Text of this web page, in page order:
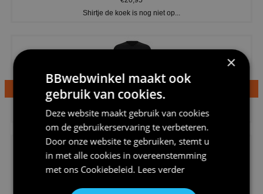
Shirtje de koek is nog niet op...
€24,95
Dames v hals t-shirt prinses v...
×
BBwebwinkel maakt ook
gebruik van cookies.
Deze website maakt gebruik van cookies
om de gebruikerservaring te verbeteren.
Door onze website te gebruiken, stemt u
in met alle cookies in overeenstemming
met ons Cookiebeleid. Lees verder